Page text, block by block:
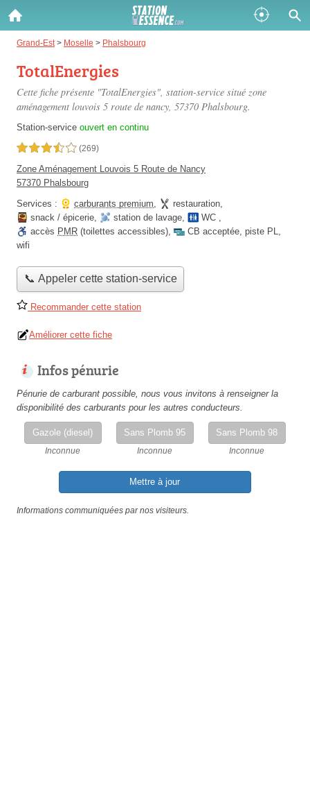
Grand-Est > Moselle > Phalsbourg
TotalEnergies
Cette fiche présente "TotalEnergies", station-service situé zone
aménagement louvois 5 route de nancy, 57370 Phalsbourg.
Station-service ouvert en continu
3,5 étoiles sur 5 (269)
Zone Aménagement Louvois 5 Route de Nancy
57370 Phalsbourg
Services :
carburants premium, restauration,
snack / épicerie, station de lavage, WC ,
accès PMR (toilettes accessibles), CB acceptée, piste PL,
wifi
📞 Appeler cette station-service
Recommander cette station
Améliorer cette fiche
Infos pénurie
Pénurie de carburant possible, nous vous invitons à renseigner la
disponibilité des carburants pour les autres conducteurs.
Gazole (diesel)
Inconnue
Sans Plomb 95
Inconnue
Sans Plomb 98
Inconnue
Mettre à jour
Informations communiquées par nos visiteurs.
Gazole :
Disponible
SP 98 :
Disponible
SP 95 :
Disponible